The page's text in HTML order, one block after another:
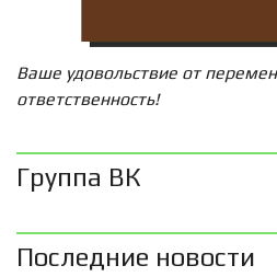
Ваше удовольствие от
ответственность!
Группа ВК
Последние новости